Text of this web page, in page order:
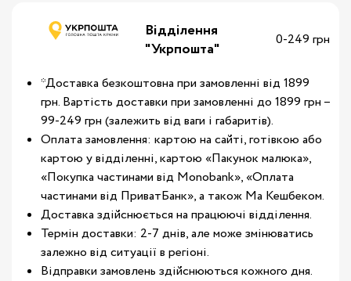
Відділення
"Укрпошта"
0-249 грн
*Доставка безкоштовна при замовленні від 1899
грн. Вартість доставки при замовленні до 1899 грн –
99-249 грн (залежить від ваги і габаритів).
Оплата замовлення: картою на сайті, готівкою або
картою у відділенні, картою «Пакунок малюка»,
«Покупка частинами від Monobank», «Оплата
частинами від ПриватБанк», а також Ма Кешбеком.
Доставка здійснюється на працюючі відділення.
Термін доставки: 2-7 днів, але може змінюватись
залежно від ситуації в регіоні.
Відправки замовлень здійснюються кожного дня.